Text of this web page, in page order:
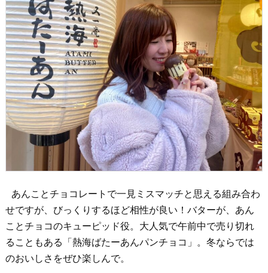
あんことチョコレートで一見ミスマッチと思える組み合わ
せですが、びっくりするほど相性が良い！バターが、あん
ことチョコのキューピッド役。大人気で午前中で売り切れ
ることもある「熱海ばたーあんパンチョコ」。冬ならでは
のおいしさをぜひ楽しんで。